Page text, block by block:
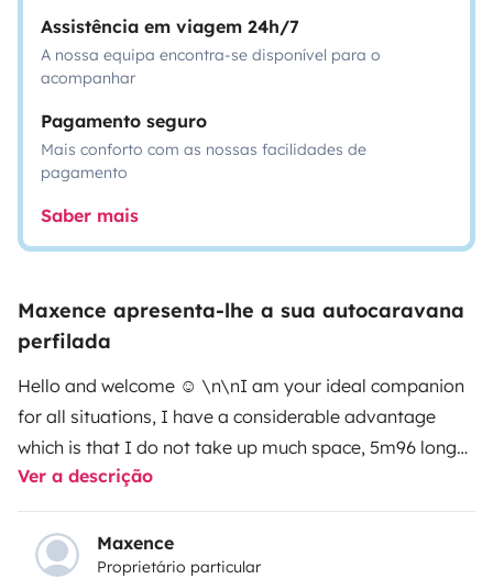
Assistência em viagem 24h/7
A nossa equipa encontra-se disponível para o
acompanhar
Pagamento seguro
Mais conforto com as nossas facilidades de
pagamento
Saber mais
Maxence apresenta-lhe a sua autocaravana
perfilada
Hello and welcome ☺️ \n\nI am your ideal companion
for all situations, I have a considerable advantage
which is that I do not take up much space, 5m96 long
and 2m90 high, very practical for parking and, best of
all, I have lots of storage. (a wardrobe, storage
furniture, a beautiful column with shelf)\nmy owner left
me original thanks to the manufacturer dethleffs I am
Ver a descrição
Maxence
Proprietário particular